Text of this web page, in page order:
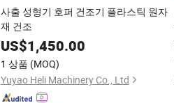
사출 성형기 호퍼 건조기 플라스틱 원자
재 건조
US$1,450.00
1 상품 (MOQ)
Yuyao Heli Machinery Co., Ltd